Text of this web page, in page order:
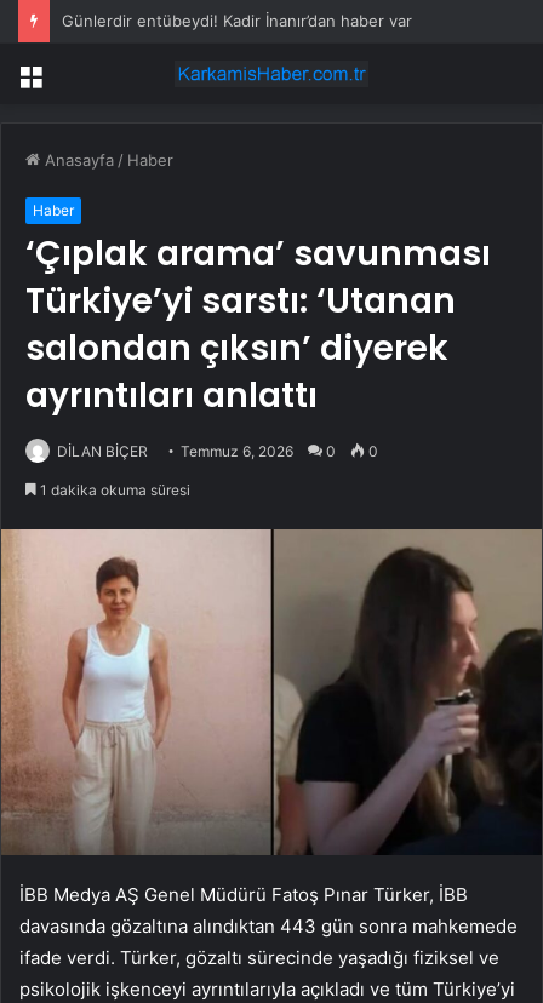
Günlerdir entübeydi! Kadir İnanır’dan haber var
Menü
Anasayfa / Haber
Haber
‘Çıplak arama’ savunması
Türkiye’yi sarstı: ‘Utanan
salondan çıksın’ diyerek
ayrıntıları anlattı
DİLAN BİÇER Temmuz 6, 2026 0 0
1 dakika okuma süresi
İBB Medya AŞ Genel Müdürü Fatoş Pınar Türker, İBB
davasında gözaltına alındıktan 443 gün sonra mahkemede
ifade verdi. Türker, gözaltı sürecinde yaşadığı fiziksel ve
psikolojik işkenceyi ayrıntılarıyla açıkladı ve tüm Türkiye’yi